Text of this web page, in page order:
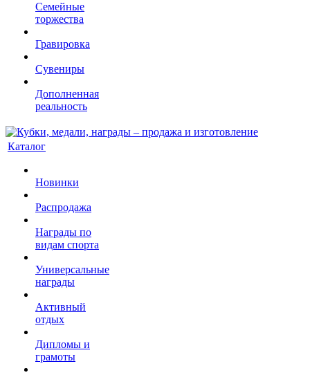
Семейные
торжества
Гравировка
Сувениры
Дополненная
реальность
Каталог
Новинки
Распродажа
Награды по
видам спорта
Универсальные
награды
Активный
отдых
Дипломы и
грамоты